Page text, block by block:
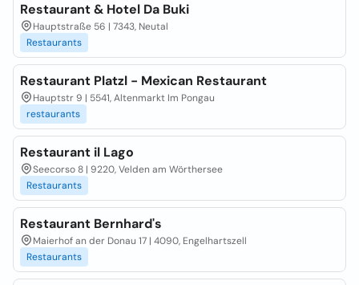
Restaurant & Hotel Da Buki
Hauptstraße 56 | 7343, Neutal
Restaurants
Restaurant Platzl - Mexican Restaurant
Hauptstr 9 | 5541, Altenmarkt Im Pongau
restaurants
Restaurant il Lago
Seecorso 8 | 9220, Velden am Wörthersee
Restaurants
Restaurant Bernhard's
Maierhof an der Donau 17 | 4090, Engelhartszell
Restaurants